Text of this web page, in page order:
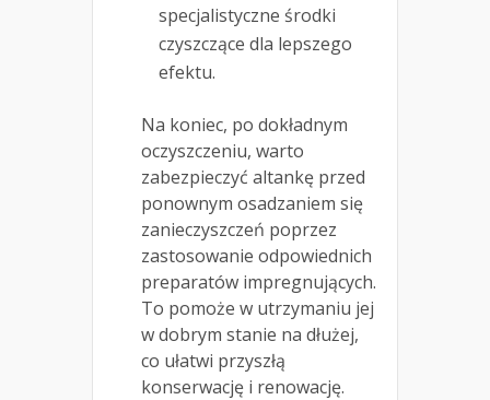
specjalistyczne środki
czyszczące dla lepszego
efektu.
Na koniec, po dokładnym
oczyszczeniu, warto
zabezpieczyć altankę przed
ponownym osadzaniem się
zanieczyszczeń poprzez
zastosowanie odpowiednich
preparatów impregnujących.
To pomoże w utrzymaniu jej
w dobrym stanie na dłużej,
co ułatwi przyszłą
konserwację i renowację.